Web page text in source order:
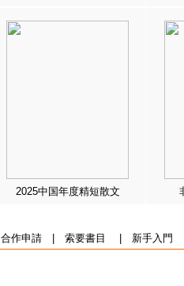
2025中国年度精短散文
合作申請| 索要書目 新手入門